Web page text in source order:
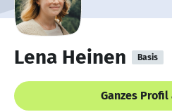
Lena Heinen Basis
Ganzes Profil